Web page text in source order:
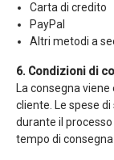
Carta di credito
PayPal
Altri metodi a
6. Condizioni di
La consegna
cliente. Le spese
durante il
tempo di consegna